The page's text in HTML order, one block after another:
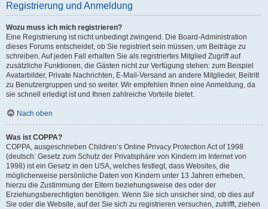
Registrierung und Anmeldung
Wozu muss ich mich registrieren?
Eine Registrierung ist nicht unbedingt zwingend. Die Board-Administration
dieses Forums entscheidet, ob Sie registriert sein müssen, um Beiträge zu
schreiben. Auf jeden Fall erhalten Sie als registriertes Mitglied Zugriff auf
zusätzliche Funktionen, die Gästen nicht zur Verfügung stehen: zum Beispiel
Avatarbilder, Private Nachrichten, E-Mail-Versand an andere Mitglieder, Beitritt
zu Benutzergruppen und so weiter. Wir empfehlen Ihnen eine Anmeldung, da
sie schnell erledigt ist und Ihnen zahlreiche Vorteile bietet.
Nach oben
Was ist COPPA?
COPPA, ausgeschrieben Children’s Online Privacy Protection Act of 1998
(deutsch: Gesetz zum Schutz der Privatsphäre von Kindern im Internet von
1998) ist ein Gesetz in den USA, welches festlegt, dass Websites, die
möglicherweise persönliche Daten von Kindern unter 13 Jahren erheben,
hierzu die Zustimmung der Eltern beziehungsweise des oder der
Erziehungsberechtigten benötigen. Wenn Sie sich unsicher sind, ob dies auf
Sie oder die Website, auf der Sie sich zu registrieren versuchen, zutrifft, ziehen